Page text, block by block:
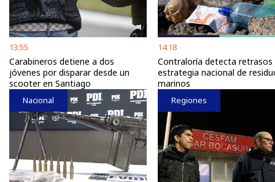
13:55
Carabineros detiene a dos
jóvenes por disparar desde un
scooter en Santiago
14:18
Contraloría detecta retrasos
estrategia nacional de
marinos
Nacional Regiones